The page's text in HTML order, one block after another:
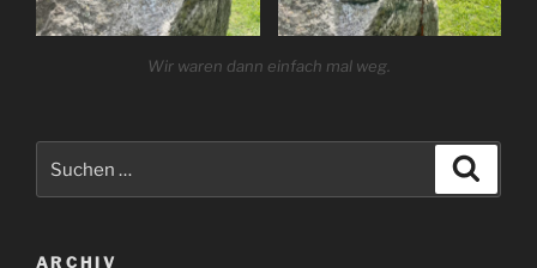
Wir waren dann einfach mal weg.
nach:
ARCHIV